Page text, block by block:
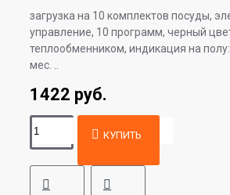
загрузка на 10 комплектов посуды,
управление, 10 программ, черный
теплообменником, индикация на
мес. ..
1422 руб.
КУПИТЬ